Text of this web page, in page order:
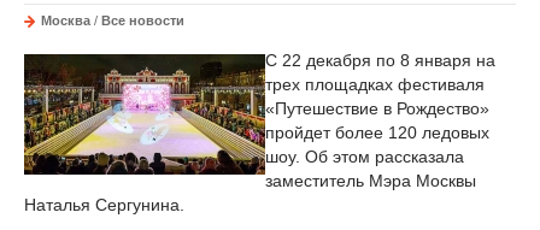
Москва / Все новости
С 22 декабря по 8 января на
трех площадках фестиваля
«Путешествие в Рождество»
пройдет более 120 ледовых
шоу. Об этом рассказала
заместитель Мэра Москвы
Наталья Сергунина.